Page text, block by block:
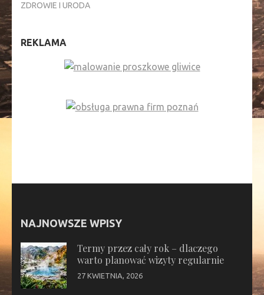
ZDROWIE I URODA
REKLAMA
NAJNOWSZE WPISY
Termy przez cały rok – dlaczego
warto planować wizyty regularnie
27 KWIETNIA, 2026